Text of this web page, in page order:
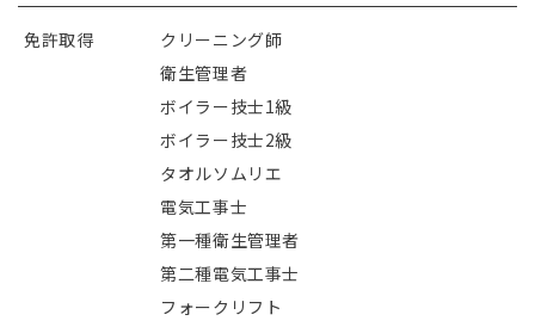
免許取得
クリーニング師
衛生管理者
ボイラー技士1級
ボイラー技士2級
タオルソムリエ
電気工事士
第一種衛生管理者
第二種電気工事士
フォークリフト